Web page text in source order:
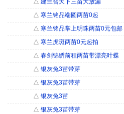
△ 建兰合天下三苗大放漏
△ 寒兰铭品端圆两苗0起
△ 寒兰铭品掌上明珠两苗0元包邮
△ 寒兰虎斑两苗0元起拍
△ 春剑锦绣前程两苗带漂亮叶蝶
△ 银灰兔3苗带芽
△ 银灰兔3苗带芽
△ 银灰兔3苗
△ 银灰兔3苗带芽